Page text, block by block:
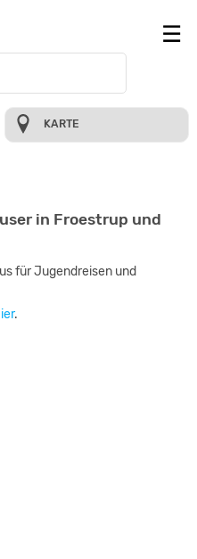
KARTE
in Froestrup und
für Jugendreisen und
.